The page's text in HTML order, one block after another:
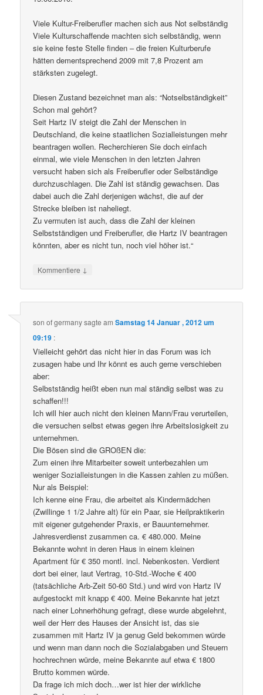
Viele Kultur-Freiberufler machen sich aus Not selbständig
Viele Kulturschaffende machten sich selbständig, wenn
sie keine feste Stelle finden – die freien Kulturberufe
hätten dementsprechend 2009 mit 7,8 Prozent am
stärksten zugelegt.
Diesen Zustand bezeichnet man als: “Notselbständigkeit”
Schon mal gehört?
Seit Hartz IV steigt die Zahl der Menschen in
Deutschland, die keine staatlichen Sozialleistungen mehr
beantragen wollen. Recherchieren Sie doch einfach
einmal, wie viele Menschen in den letzten Jahren
versucht haben sich als Freiberufler oder Selbständige
durchzuschlagen. Die Zahl ist ständig gewachsen. Das
dabei auch die Zahl derjenigen wächst, die auf der
Strecke bleiben ist naheliegt.
Zu vermuten ist auch, dass die Zahl der kleinen
Selbstständigen und Freiberufler, die Hartz IV beantragen
könnten, aber es nicht tun, noch viel höher ist.“
Kommentiere ↓
son of germanysagte amSamstag 14 Januar , 2012 um
09:19 :
Vielleicht gehört das nicht hier in das Forum was ich
zusagen habe und Ihr könnt es auch gerne verschieben
aber:
Selbstständig heißt eben nun mal ständig selbst was zu
schaffen!!!
Ich will hier auch nicht den kleinen Mann/Frau verurteilen,
die versuchen selbst etwas gegen ihre Arbeitslosigkeit zu
unternehmen.
Die Bösen sind die GROßEN die:
Zum einen ihre Mitarbeiter soweit unterbezahlen um
weniger Sozialleistungen in die Kassen zahlen zu müßen.
Nur als Beispiel:
Ich kenne eine Frau, die arbeitet als Kindermädchen
(Zwillinge 1 1/2 Jahre alt) für ein Paar, sie Heilpraktikerin
mit eigener gutgehender Praxis, er Bauunternehmer.
Jahresverdienst zusammen ca. € 480.000. Meine
Bekannte wohnt in deren Haus in einem kleinen
Apartment für € 350 montl. incl. Nebenkosten. Verdient
dort bei einer, laut Vertrag, 10-Std.-Woche € 400
(tatsächliche Arb-Zeit 50-60 Std.) und wird von Hartz IV
aufgestockt mit knapp € 400. Meine Bekannte hat jetzt
nach einer Lohnerhöhung gefragt, diese wurde abgelehnt,
weil der Herr des Hauses der Ansicht ist, das sie
zusammen mit Hartz IV ja genug Geld bekommen würde
und wenn man dann noch die Sozialabgaben und Steuern
hochrechnen würde, meine Bekannte auf etwa € 1800
Brutto kommen würde.
Da frage ich mich doch…wer ist hier der wirkliche